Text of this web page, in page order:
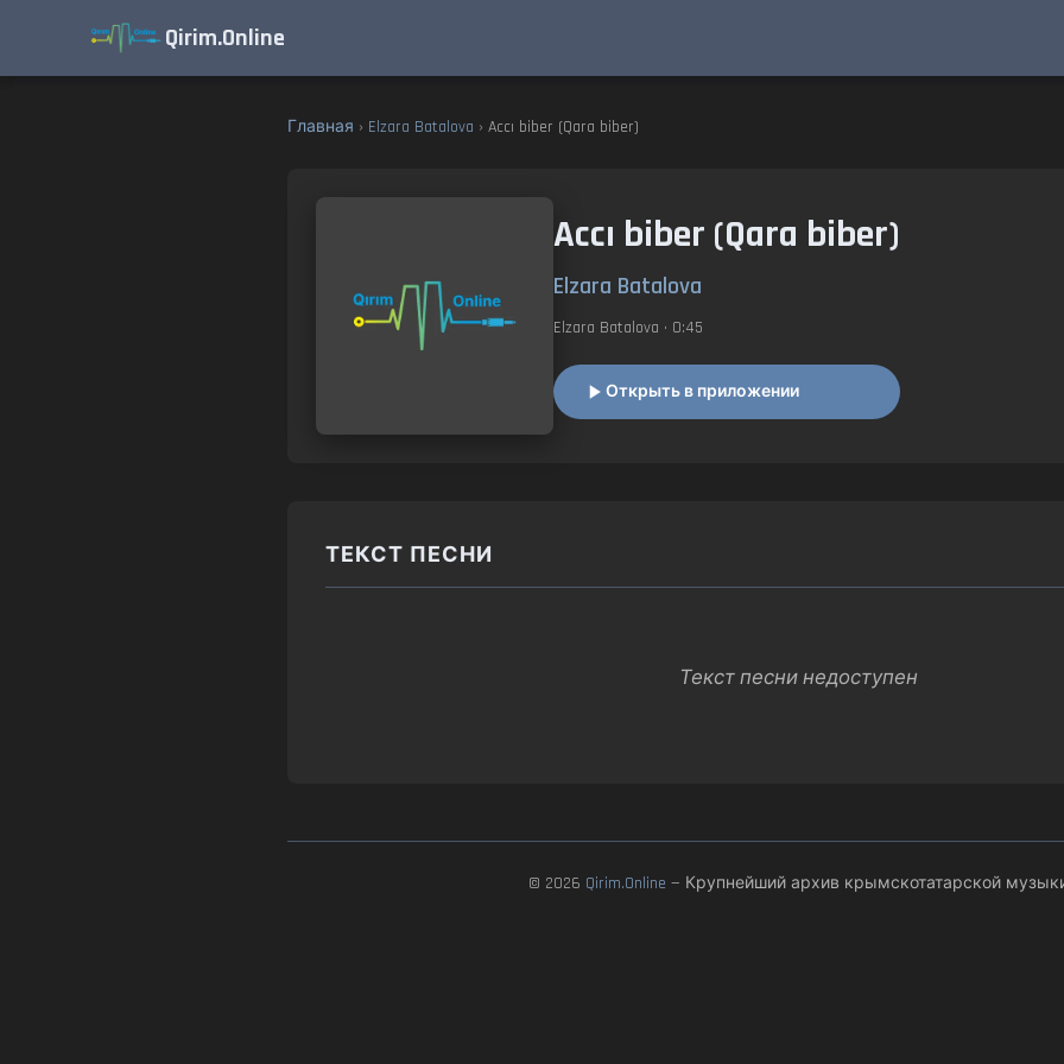
Qirim.Online
Главная › Elzara Batalova › Accı biber (Qara biber)
Accı biber (Qara biber)
Elzara Batalova
Elzara Batalova • 0:45
Открыть в приложении
ТЕКСТ ПЕСНИ
Текст песни недоступен
© 2026 Qirim.Online — Крупнейший архив крымскотатарской